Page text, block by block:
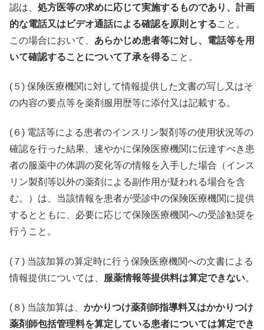
認は、 処方医等の求めに応じて実施するものであり、計画
的な電話又はビデオ通話による確認を原則とすること。
この場合において、 あらかじめ患者等に対し、電話等を用
いて確認することについて了承を得ること。
(５) 保険医療機関に対して情報提供した文書の写し又はそ
の内容の要点等を薬剤服用歴等に添付又は記載する。
(６) 電話等による患者のインスリン製剤等の使用状況等の
確認を行った結果、速やかに保険医療機関に伝達すべき患
者の服薬中の体調の変化等の情報を入手した場合（インス
リン製剤等以外の薬剤による副作用が疑われる場合を含
む。）は、当該情報を患者が受診中の保険医療機関に提供
するとともに、必要に応じて保険医療機関への受診勧奨を
行うこと。
(７) 当該加算の算定時に行う保険医療機関への文書による
情報提供については、 服薬情報等提供料は算定できない。
(８) 当該加算は、 かかりつけ薬剤師指導料又はかかりつけ
薬剤師包括管理料を算定している患者については算定でき